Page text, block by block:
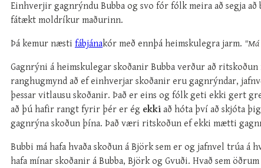
Einhverjir gagnrýndu Bubba og svo fór fólk meira að segja
fátækt moldríkur maðurinn.
Þá kemur næsti fábjánakór með ennþá heimskulegra jarm. "Má
Gagnrýni á heimskulegar skoðanir Bubba verður að
ranghugmynd að ef einhverjar skoðanir eru gagnrýndar,
þessar vitlausu skoðanir. Það er eins og fólk geti ekki gert
að þú hafir rangt fyrir þér er ég ekki að hóta því að skjóta
gagnrýna skoðun þína. Það væri ritskoðun ef ekki mætti
Bubbi má hafa hvaða skoðun á Björk sem er og jafnvel trúa á
hafa mínar skoðanir á Bubba, Björk og Gvuði. Hvað sem